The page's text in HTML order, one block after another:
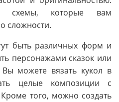
схемы, которые вам
сложности.
быть различных форм и
персонажами сказок или
можете вязать кукол в
целые композиции с
того, можно создать